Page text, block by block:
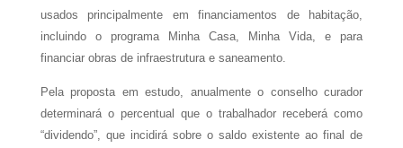
usados principalmente em financiamentos de habitação,
incluindo o programa Minha Casa, Minha Vida, e para
financiar obras de infraestrutura e saneamento.
Pela proposta em estudo, anualmente o conselho curador
determinará o percentual que o trabalhador receberá como
“dividendo”, que incidirá sobre o saldo existente ao final de